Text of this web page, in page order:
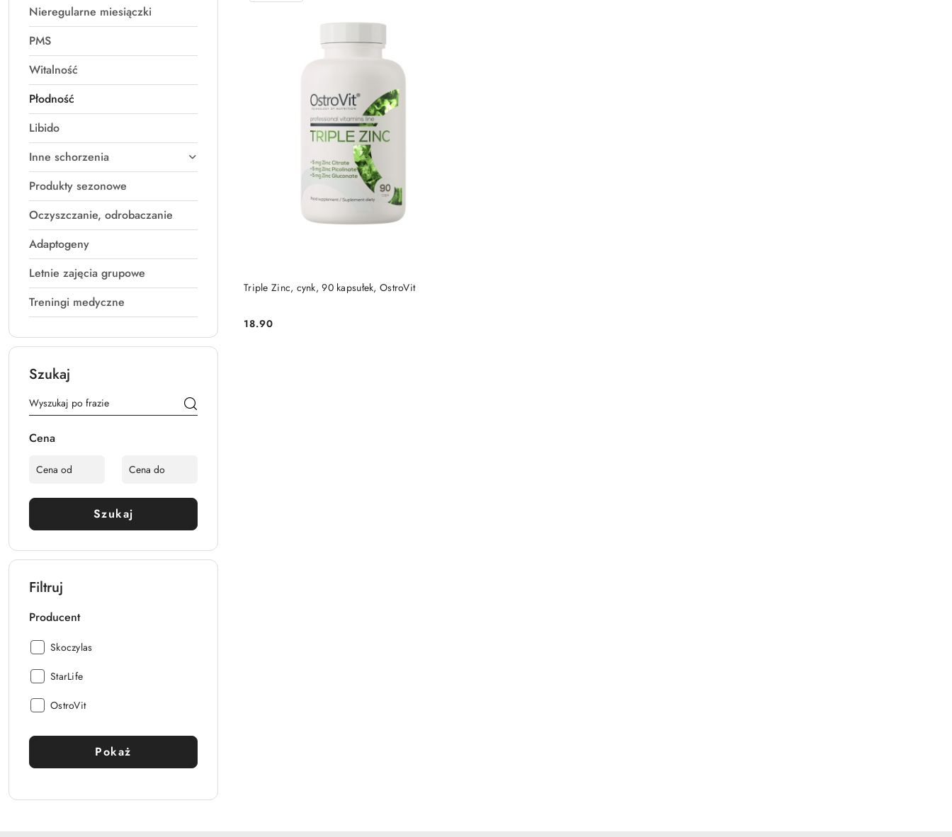
Nieregularne miesiączki
PMS
Witalność
Płodność
Libido
Inne schorzenia
Produkty sezonowe
Oczyszczanie, odrobaczanie
Adaptogeny
Letnie zajęcia grupowe
Treningi medyczne
Szukaj
Cena
Szukaj
Filtruj
Producent
Producent:
Skoczylas
Producent:
StarLife
Producent:
OstroVit
Pokaż
Triple Zinc, cynk, 90 kapsułek, OstroVit
Cena:
18.90
DO KOSZYKA